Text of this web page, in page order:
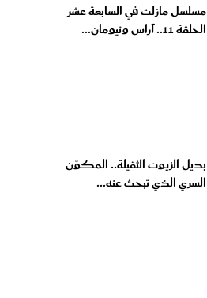
مسلسل مازلت في السابعة عشر
الحلقة 11.. آراس وتيومان...
بديل الزيوت الثقيلة.. المكوّن
السري الذي تبحث عنه...